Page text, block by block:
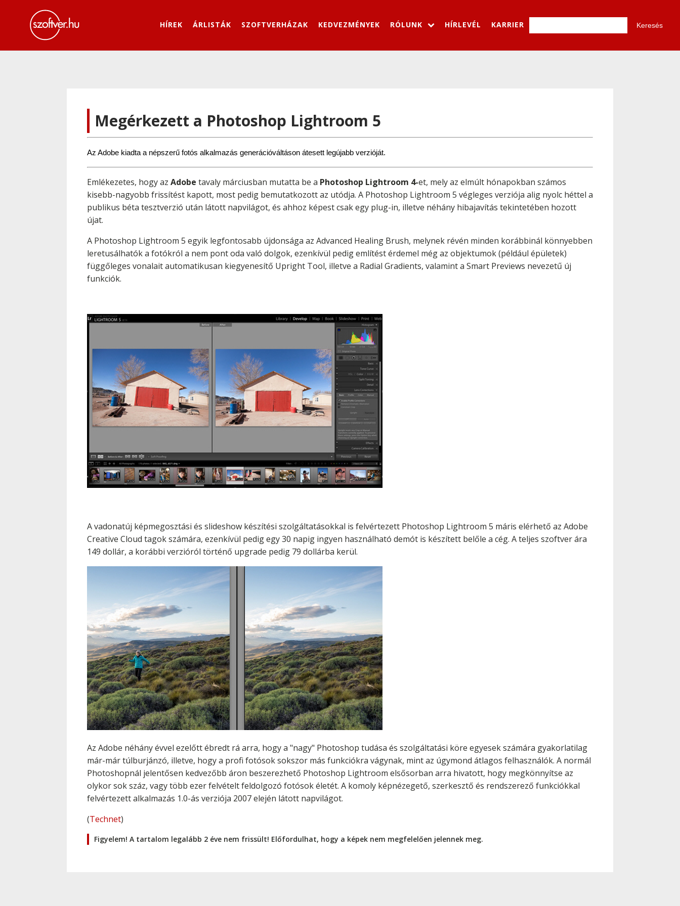
HÍREK ÁRLISTÁK SZOFTVERHÁZAK KEDVEZMÉNYEK RÓLUNK HÍRLEVÉL KARRIER
Megérkezett a Photoshop Lightroom 5
Az Adobe kiadta a népszerű fotós alkalmazás generációváltáson átesett legújabb verzióját.
Emlékezetes, hogy az Adobe tavaly márciusban mutatta be a Photoshop Lightroom 4-et, mely az elmúlt hónapokban számos
kisebb-nagyobb frissítést kapott, most pedig bemutatkozott az utódja. A Photoshop Lightroom 5 végleges verziója alig nyolc héttel a
publikus béta tesztverzió után látott napvilágot, és ahhoz képest csak egy plug-in, illetve néhány hibajavítás tekintetében hozott
újat.
A Photoshop Lightroom 5 egyik legfontosabb újdonsága az Advanced Healing Brush, melynek révén minden korábbinál könnyebben
leretusálhatók a fotókról a nem pont oda való dolgok, ezenkívül pedig említést érdemel még az objektumok (például épületek)
függőleges vonalait automatikusan kiegyenesítő Upright Tool, illetve a Radial Gradients, valamint a Smart Previews nevezetű új
funkciók.
A vadonatúj képmegosztási és slideshow készítési szolgáltatásokkal is felvértezett Photoshop Lightroom 5 máris elérhető az Adobe
Creative Cloud tagok számára, ezenkívül pedig egy 30 napig ingyen használható demót is készített belőle a cég. A teljes szoftver ára
149 dollár, a korábbi verzióról történő upgrade pedig 79 dollárba kerül.
Az Adobe néhány évvel ezelőtt ébredt rá arra, hogy a "nagy" Photoshop tudása és szolgáltatási köre egyesek számára gyakorlatilag
már-már túlburjánzó, illetve, hogy a profi fotósok sokszor más funkciókra vágynak, mint az úgymond átlagos felhasználók. A normál
Photoshopnál jelentősen kedvezőbb áron beszerezhető Photoshop Lightroom elsősorban arra hivatott, hogy megkönnyítse az
olykor sok száz, vagy több ezer felvételt feldolgozó fotósok életét. A komoly képnézegető, szerkesztő és rendszerező funkciókkal
felvértezett alkalmazás 1.0-ás verziója 2007 elején látott napvilágot.
(Technet)
Figyelem! A tartalom legalább 2 éve nem frissült! Előfordulhat, hogy a képek nem megfelelően jelennek meg.